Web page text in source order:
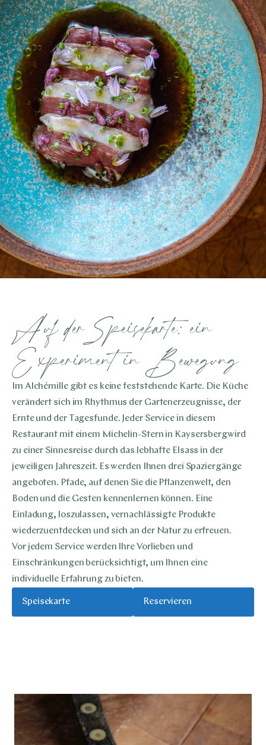
Auf der Speisekarte: ein
Experiment in Bewegung
Im Alchémille gibt es keine feststehende Karte. Die Küche
verändert sich im Rhythmus der Gartenerzeugnisse, der
Ernte und der Tagesfunde. Jeder Service in diesem
Restaurant mit einem Michelin-Stern in Kaysersbergwird
zu einer Sinnesreise durch das lebhafte Elsass in der
jeweiligen Jahreszeit. Es werden Ihnen drei Spaziergänge
angeboten. Pfade, auf denen Sie die Pflanzenwelt, den
Boden und die Gesten kennenlernen können. Eine
Einladung, loszulassen, vernachlässigte Produkte
wiederzuentdecken und sich an der Natur zu erfreuen.
Vor jedem Service werden Ihre Vorlieben und
Einschränkungen berücksichtigt, um Ihnen eine
individuelle Erfahrung zu bieten.
Speisekarte Reservieren